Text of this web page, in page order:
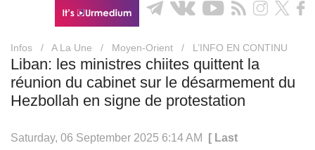
Infos / A La Une / Moyen-Orient / L’INFO EN CONTINU
Liban: les ministres chiites quittent la
réunion du cabinet sur le désarmement du
Hezbollah en signe de protestation
Saturday, 06 September 2025 6:14 AM
[ Last